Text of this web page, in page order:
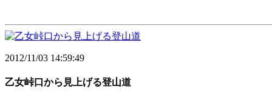
2012/11/03 14:59:49
乙女峠口から見上げる登山道